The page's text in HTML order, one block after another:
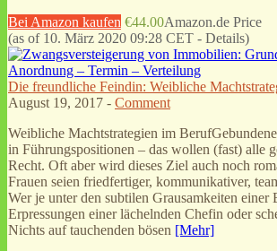
Bei Amazon kaufen €44.00Amazon.de Price
(as of 10. März 2020 09:28 CET - Details)
Die freundliche Feindin: Weibliche
August 19, 2017 - Comment
Weibliche Machtstrategien im
in Führungspositionen – das wollen (fast) alle
Recht. Oft aber wird dieses Ziel auch noch
Frauen seien friedfertiger, kommunikativer,
Wer je unter den subtilen Grausamkeiten einer
Erpressungen einer lächelnden Chefin oder
Nichts auf tauchenden bösen [Mehr]